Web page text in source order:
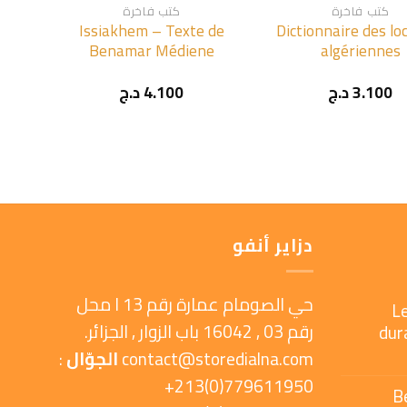
كتب فاخرة
Dictionnaire des
algériennes
3.100د.ج
كتب فاخرة
Issiakhem – Texte de
Benamar Médiene
4.100د.ج
دزاير أنفو
حي الصومام عمارة رقم 13 ا محل
رقم 03 , 16042 باب الزوار , الجزائر.
contact@storedialna.comالجوّال:
779611950(0)213+